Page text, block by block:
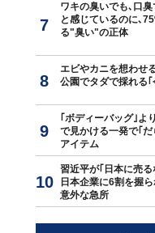
ワキの臭いでも､口
と感じているのに､
る"臭い"の正体
エビやカニを想わせ
公園でタダで採れる
｢ボディーバッグ｣よ
で見かける一発で｢
アイテム
習近平が｢日本に売
日本企業に6割を握
意外な急所